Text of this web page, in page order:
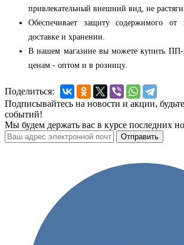
привлекательный внешний вид, не
Обеспечивает защиту содержимого
доставке и хранении.
В нашем магазине вы можете купить
ценам - оптом и в розницу.
Поделиться:
Подписывайтесь на новости и акции,
событий!
Мы будем держать вас в курсе последних